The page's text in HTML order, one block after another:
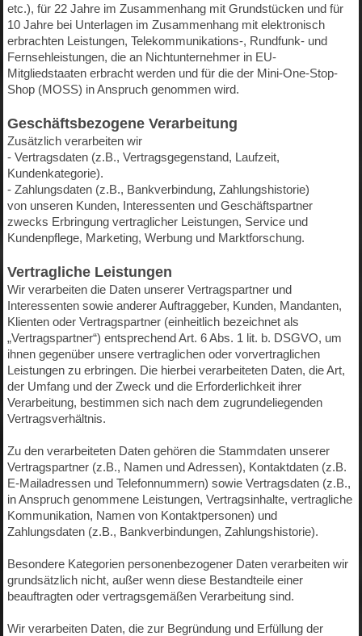
etc.), für 22 Jahre im Zusammenhang mit Grundstücken und für
10 Jahre bei Unterlagen im Zusammenhang mit elektronisch
erbrachten Leistungen, Telekommunikations-, Rundfunk- und
Fernsehleistungen, die an Nichtunternehmer in EU-
Mitgliedstaaten erbracht werden und für die der Mini-One-Stop-
Shop (MOSS) in Anspruch genommen wird.
Geschäftsbezogene Verarbeitung
Zusätzlich verarbeiten wir
- Vertragsdaten (z.B., Vertragsgegenstand, Laufzeit,
Kundenkategorie).
- Zahlungsdaten (z.B., Bankverbindung, Zahlungshistorie)
von unseren Kunden, Interessenten und Geschäftspartner
zwecks Erbringung vertraglicher Leistungen, Service und
Kundenpflege, Marketing, Werbung und Marktforschung.
Vertragliche Leistungen
Wir verarbeiten die Daten unserer Vertragspartner und
Interessenten sowie anderer Auftraggeber, Kunden, Mandanten,
Klienten oder Vertragspartner (einheitlich bezeichnet als
„Vertragspartner“) entsprechend Art. 6 Abs. 1 lit. b. DSGVO, um
ihnen gegenüber unsere vertraglichen oder vorvertraglichen
Leistungen zu erbringen. Die hierbei verarbeiteten Daten, die Art,
der Umfang und der Zweck und die Erforderlichkeit ihrer
Verarbeitung, bestimmen sich nach dem zugrundeliegenden
Vertragsverhältnis.
Zu den verarbeiteten Daten gehören die Stammdaten unserer
Vertragspartner (z.B., Namen und Adressen), Kontaktdaten (z.B.
E-Mailadressen und Telefonnummern) sowie Vertragsdaten (z.B.,
in Anspruch genommene Leistungen, Vertragsinhalte, vertragliche
Kommunikation, Namen von Kontaktpersonen) und
Zahlungsdaten (z.B., Bankverbindungen, Zahlungshistorie).
Besondere Kategorien personenbezogener Daten verarbeiten wir
grundsätzlich nicht, außer wenn diese Bestandteile einer
beauftragten oder vertragsgemäßen Verarbeitung sind.
Wir verarbeiten Daten, die zur Begründung und Erfüllung der